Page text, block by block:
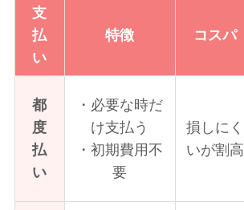
支
払
い
特徴 コスパ
都
度
払
い
・必要な時だ
け支払う
・初期費用不
要
損しにく
いが割高